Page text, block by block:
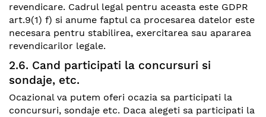
revendicare. Cadrul legal pentru aceasta este GDPR
art.9(1) f) si anume faptul ca procesarea datelor este
necesara pentru stabilirea, exercitarea sau apararea
revendicarilor legale.
2.6. Cand participati la concursuri si
sondaje, etc.
Ocazional va putem oferi ocazia sa participati la
concursuri, sondaje etc. Daca alegeti sa participati la